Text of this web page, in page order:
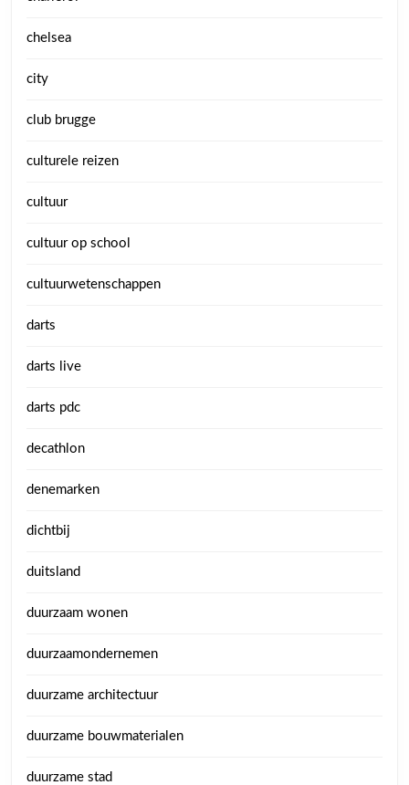
chelsea
city
club brugge
culturele reizen
cultuur
cultuur op school
cultuurwetenschappen
darts
darts live
darts pdc
decathlon
denemarken
dichtbij
duitsland
duurzaam wonen
duurzaamondernemen
duurzame architectuur
duurzame bouwmaterialen
duurzame stad